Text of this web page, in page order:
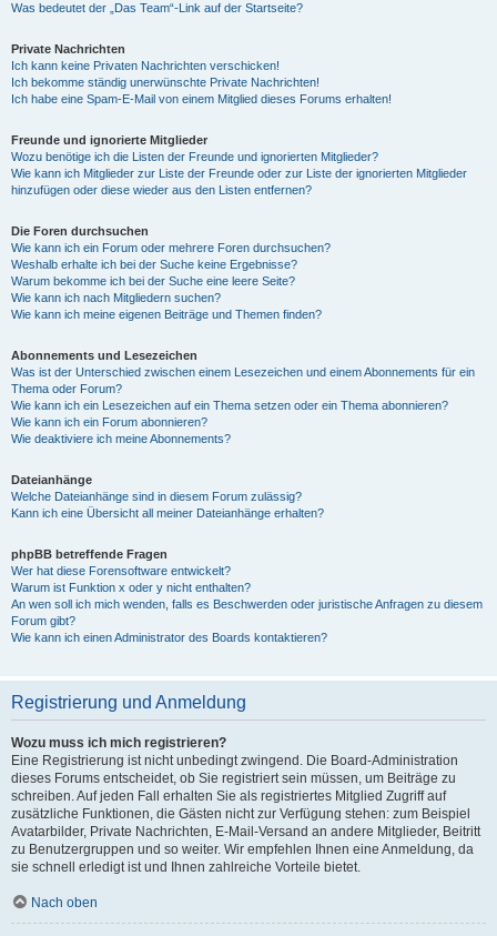
Was bedeutet der „Das Team“-Link auf der Startseite?
Private Nachrichten
Ich kann keine Privaten Nachrichten verschicken!
Ich bekomme ständig unerwünschte Private Nachrichten!
Ich habe eine Spam-E-Mail von einem Mitglied dieses Forums erhalten!
Freunde und ignorierte Mitglieder
Wozu benötige ich die Listen der Freunde und ignorierten Mitglieder?
Wie kann ich Mitglieder zur Liste der Freunde oder zur Liste der ignorierten Mitglieder
hinzufügen oder diese wieder aus den Listen entfernen?
Die Foren durchsuchen
Wie kann ich ein Forum oder mehrere Foren durchsuchen?
Weshalb erhalte ich bei der Suche keine Ergebnisse?
Warum bekomme ich bei der Suche eine leere Seite?
Wie kann ich nach Mitgliedern suchen?
Wie kann ich meine eigenen Beiträge und Themen finden?
Abonnements und Lesezeichen
Was ist der Unterschied zwischen einem Lesezeichen und einem Abonnements für ein
Thema oder Forum?
Wie kann ich ein Lesezeichen auf ein Thema setzen oder ein Thema abonnieren?
Wie kann ich ein Forum abonnieren?
Wie deaktiviere ich meine Abonnements?
Dateianhänge
Welche Dateianhänge sind in diesem Forum zulässig?
Kann ich eine Übersicht all meiner Dateianhänge erhalten?
phpBB betreffende Fragen
Wer hat diese Forensoftware entwickelt?
Warum ist Funktion x oder y nicht enthalten?
An wen soll ich mich wenden, falls es Beschwerden oder juristische Anfragen zu diesem
Forum gibt?
Wie kann ich einen Administrator des Boards kontaktieren?
Registrierung und Anmeldung
Wozu muss ich mich registrieren?
Eine Registrierung ist nicht unbedingt zwingend. Die Board-Administration
dieses Forums entscheidet, ob Sie registriert sein müssen, um Beiträge zu
schreiben. Auf jeden Fall erhalten Sie als registriertes Mitglied Zugriff auf
zusätzliche Funktionen, die Gästen nicht zur Verfügung stehen: zum Beispiel
Avatarbilder, Private Nachrichten, E-Mail-Versand an andere Mitglieder, Beitritt
zu Benutzergruppen und so weiter. Wir empfehlen Ihnen eine Anmeldung, da
sie schnell erledigt ist und Ihnen zahlreiche Vorteile bietet.
Nach oben